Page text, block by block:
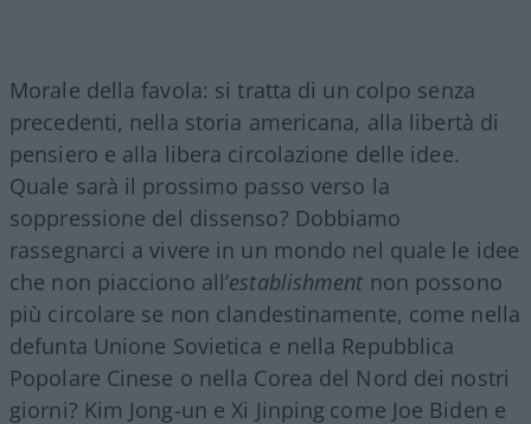
Morale della favola: si tratta di un colpo senza
precedenti, nella storia americana, alla libertà di
pensiero e alla libera circolazione delle idee.
Quale sarà il prossimo passo verso la
soppressione del dissenso? Dobbiamo
rassegnarci a vivere in un mondo nel quale le idee
che non piacciono all’establishment non possono
più circolare se non clandestinamente, come nella
defunta Unione Sovietica e nella Repubblica
Popolare Cinese o nella Corea del Nord dei nostri
giorni? Kim Jong-un e Xi Jinping come Joe Biden e